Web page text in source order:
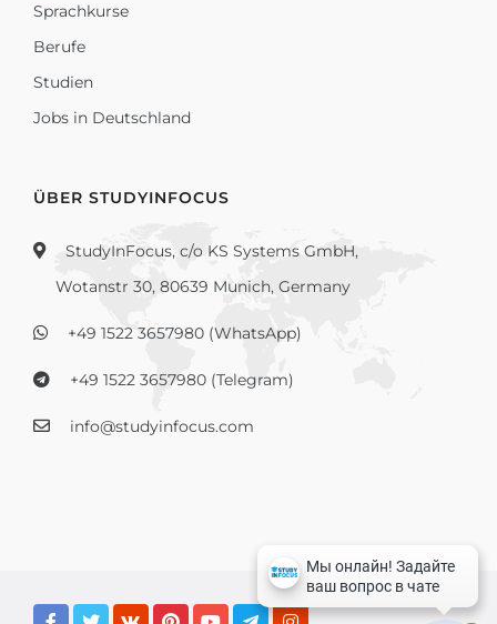
Sprachkurse
Berufe
Studien
Jobs in Deutschland
ÜBER STUDYINFOCUS
StudyInFocus, c/o KS Systems GmbH,
Wotanstr 30, 80639 Munich, Germany
+49 1522 3657980 (WhatsApp)
+49 1522 3657980 (Telegram)
info@studyinfocus.com